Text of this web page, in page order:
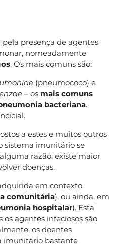
presença de agentes
nomeadamente
. Os mais comuns são:
(pneumococo) e
– os mais comuns
bacteriana.
a estes e muitos outros
sistema imunitário se
razão, existe maior
doenças.
em contexto
comunitária), ou ainda, em
hospitalar). Esta
agentes infeciosos são
os doentes
imunitário bastante